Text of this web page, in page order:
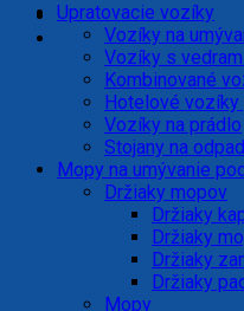
Upratovacie vozíky
Vozíky na
Vozíky s
Kombinované
Hotelové vozíky
Vozíky na prádlo
Stojany na odpad
Mopy na umývanie
Držiaky mopov
Držiaky
Držiaky
Držiaky
Držiaky
Mopy